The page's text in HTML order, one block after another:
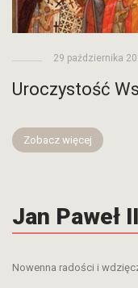
29 października
Uroczystość
Zobacz więcej
Jan Paweł II
Nowenna radości i